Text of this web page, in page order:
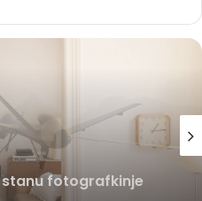
za vojne